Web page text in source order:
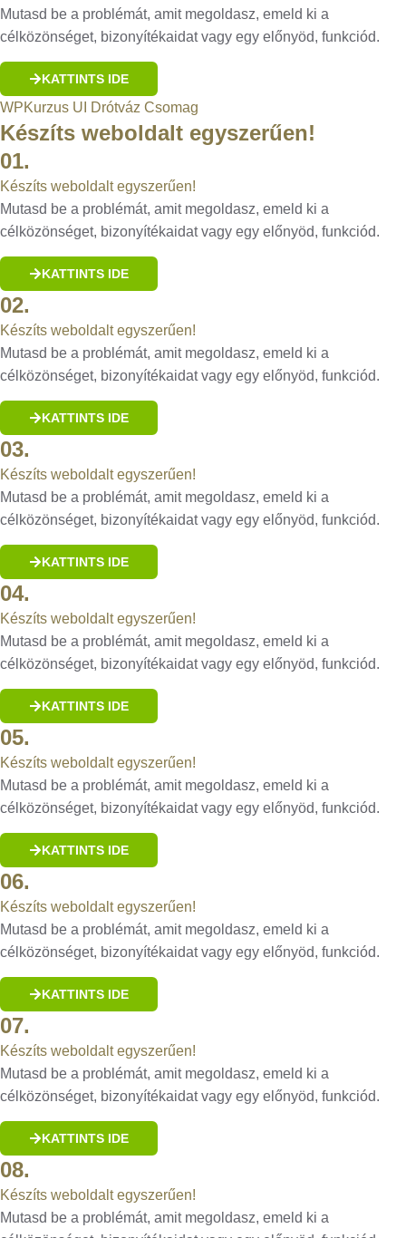
Mutasd be a problémát, amit megoldasz, emeld ki a
célközönséget, bizonyítékaidat vagy egy előnyöd, funkciód.
KATTINTS IDE
WPKurzus UI Drótváz Csomag
Készíts weboldalt egyszerűen!
01.
Készíts weboldalt egyszerűen!
Mutasd be a problémát, amit megoldasz, emeld ki a
célközönséget, bizonyítékaidat vagy egy előnyöd, funkciód.
KATTINTS IDE
02.
Készíts weboldalt egyszerűen!
Mutasd be a problémát, amit megoldasz, emeld ki a
célközönséget, bizonyítékaidat vagy egy előnyöd, funkciód.
KATTINTS IDE
03.
Készíts weboldalt egyszerűen!
Mutasd be a problémát, amit megoldasz, emeld ki a
célközönséget, bizonyítékaidat vagy egy előnyöd, funkciód.
KATTINTS IDE
04.
Készíts weboldalt egyszerűen!
Mutasd be a problémát, amit megoldasz, emeld ki a
célközönséget, bizonyítékaidat vagy egy előnyöd, funkciód.
KATTINTS IDE
05.
Készíts weboldalt egyszerűen!
Mutasd be a problémát, amit megoldasz, emeld ki a
célközönséget, bizonyítékaidat vagy egy előnyöd, funkciód.
KATTINTS IDE
06.
Készíts weboldalt egyszerűen!
Mutasd be a problémát, amit megoldasz, emeld ki a
célközönséget, bizonyítékaidat vagy egy előnyöd, funkciód.
KATTINTS IDE
07.
Készíts weboldalt egyszerűen!
Mutasd be a problémát, amit megoldasz, emeld ki a
célközönséget, bizonyítékaidat vagy egy előnyöd, funkciód.
KATTINTS IDE
08.
Készíts weboldalt egyszerűen!
Mutasd be a problémát, amit megoldasz, emeld ki a